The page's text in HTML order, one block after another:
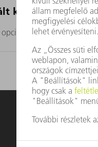
know-how
az anyagtól és